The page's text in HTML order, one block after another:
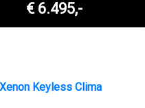
€ 6.495,-